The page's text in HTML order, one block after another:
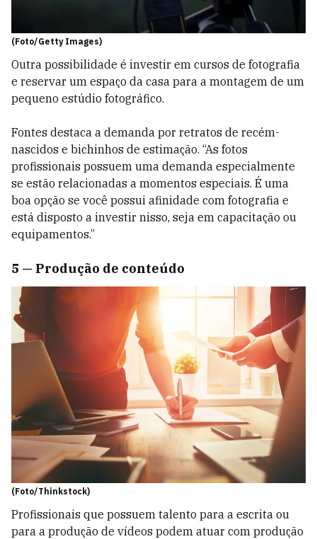
(Foto/Getty Images)
Outra possibilidade é investir em cursos de fotografia
e reservar um espaço da casa para a montagem de um
pequeno estúdio fotográfico.
Fontes destaca a demanda por retratos de recém-
nascidos e bichinhos de estimação. “As fotos
profissionais possuem uma demanda especialmente
se estão relacionadas a momentos especiais. É uma
boa opção se você possui afinidade com fotografia e
está disposto a investir nisso, seja em capacitação ou
equipamentos.”
5 — Produção de conteúdo
(Foto/Thinkstock)
Profissionais que possuem talento para a escrita ou
para a produção de vídeos podem atuar com produção